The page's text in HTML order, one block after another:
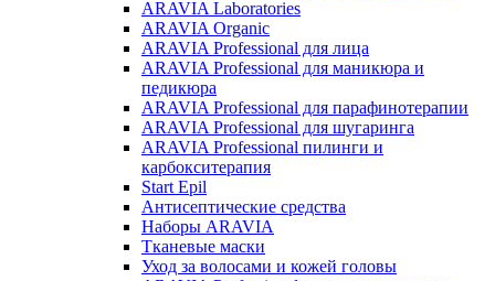
ARAVIA Laboratories
ARAVIA Organic
ARAVIA Professional для лица
ARAVIA Professional для маникюра и
педикюра
ARAVIA Professional для парафинотерапии
ARAVIA Professional для шугаринга
ARAVIA Professional пилинги и
карбокситерапия
Start Epil
Антисептические средства
Наборы ARAVIA
Тканевые маски
Уход за волосами и кожей головы